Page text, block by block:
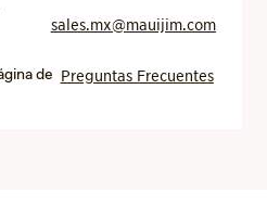
sales.mx@mauijim.com
de Preguntas Frecuentes